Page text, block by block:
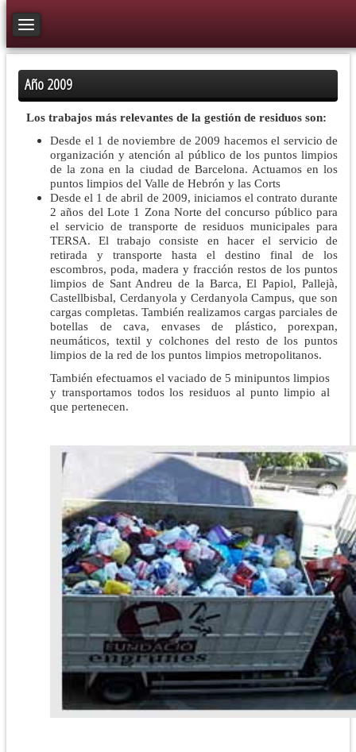
Toggle navigation
Año 2009
Los trabajos más relevantes de la gestión de residuos son:
Desde el 1 de noviembre de 2009 hacemos el servicio de
organización y atención al público de los puntos limpios
de la zona en la ciudad de Barcelona. Actuamos en los
puntos limpios del Valle de Hebrón y las Corts
Desde el 1 de abril de 2009, iniciamos el contrato durante
2 años del Lote 1 Zona Norte del concurso público para
el servicio de transporte de residuos municipales para
TERSA. El trabajo consiste en hacer el servicio de
retirada y transporte hasta el destino final de los
escombros, poda, madera y fracción restos de los puntos
limpios de Sant Andreu de la Barca, El Papiol, Pallejà,
Castellbisbal, Cerdanyola y Cerdanyola Campus, que son
cargas completas. También realizamos cargas parciales de
botellas de cava, envases de plástico, porexpan,
neumáticos, textil y colchones del resto de los puntos
limpios de la red de los puntos limpios metropolitanos.
También efectuamos el vaciado de 5 minipuntos limpios
y transportamos todos los residuos al punto limpio al
que pertenecen.